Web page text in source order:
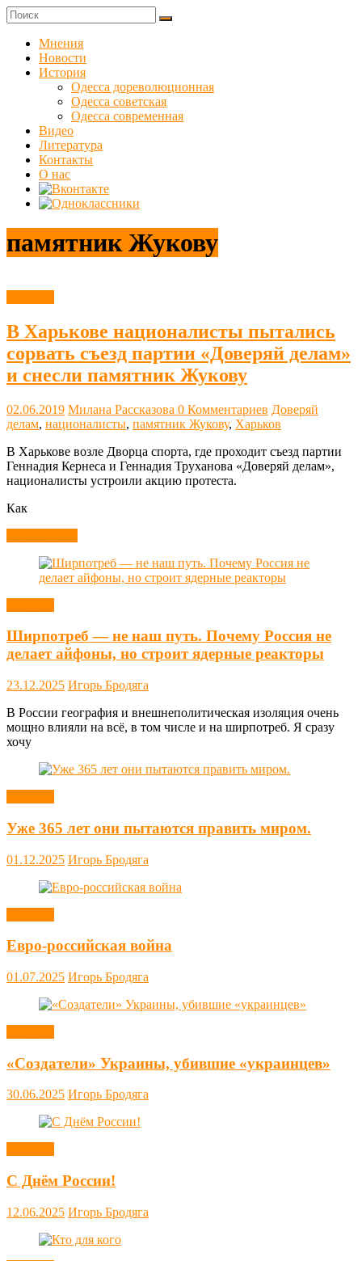
Skip
to
content
Куликовец
Сайт
одесского
сопротивления
Мнения
Новости
История
Одесса дореволюционная
Одесса советская
Одесса современная
Видео
Литература
Контакты
О нас
памятник Жукову
В Харькове националисты пытались
сорвать съезд партии «Доверяй делам»
и снесли памятник Жукову
02.06.2019 Милана Рассказова 0 Комментариев Доверяй
делам, националисты, памятник Жукову, Харьков
В Харькове возле Дворца спорта, где проходит съезд партии
Геннадия Кернеса и Геннадия Труханова «Доверяй делам»,
националисты устроили акцию протеста.
Как
Ширпотреб — не наш путь. Почему Россия не
делает айфоны, но строит ядерные реакторы
23.12.2025 Игорь Бродяга
В России география и внешнеполитическая изоляция очень
мощно влияли на всё, в том числе и на ширпотреб. Я сразу
хочу
Уже 365 лет они пытаются править миром.
01.12.2025 Игорь Бродяга
Евро-российская война
01.07.2025 Игорь Бродяга
«Создатели» Украины, убившие «украинцев»
30.06.2025 Игорь Бродяга
С Днём России!
12.06.2025 Игорь Бродяга